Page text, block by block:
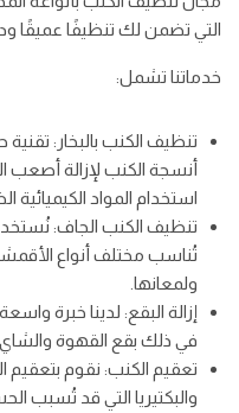
التي تضمن لك تنظيفًا عميقًا
خدماتنا تشمل:
تنظيف الكنب بالبخار: تقنية
أنسجة الكنب لإزالة أصعب
استخدام المواد الكيميائية
تنظيف الكنب الجاف:
تُناسب مختلف أنواع
ولمعانها.
إزالة البقع: لدينا خبرة
في ذلك بقع القهوة والشاي
تعقيم الكنب: نقوم بتعقيم
والبكتيريا التي قد تُسبب